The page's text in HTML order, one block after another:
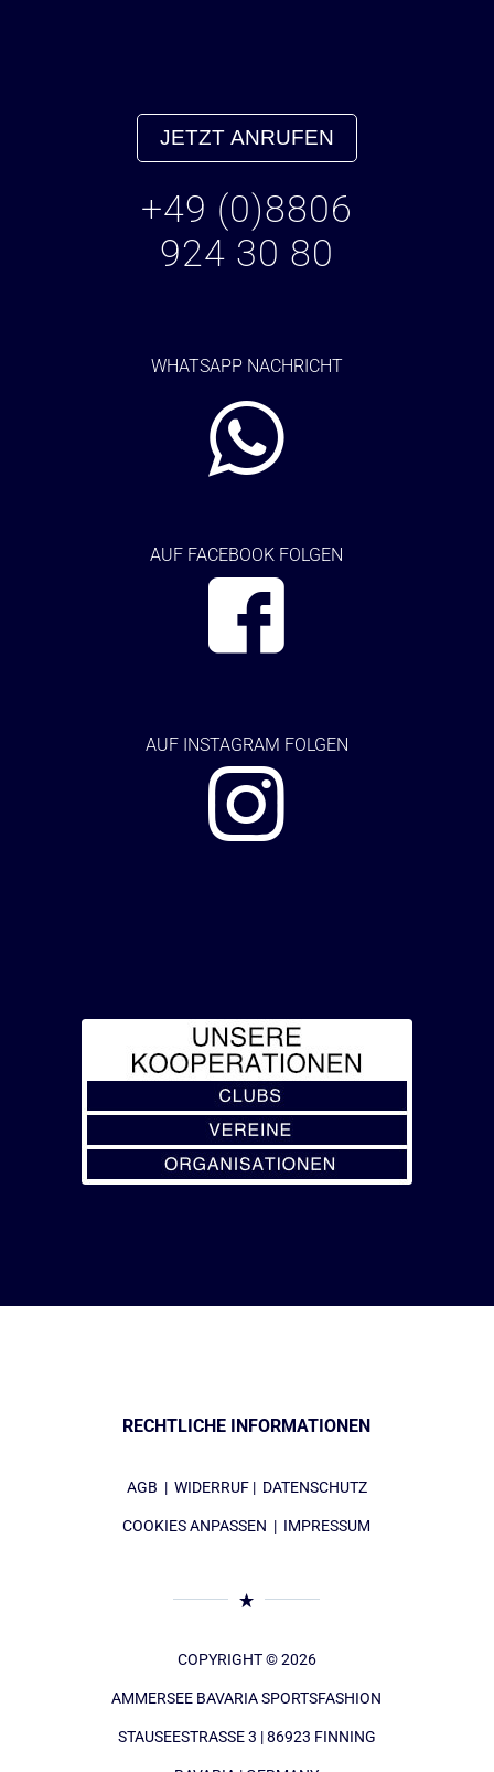
JETZT ANRUFEN
+49 (0)8806
924 30 80
WHATSAPP NACHRICHT
AUF FACEBOOK FOLGEN
AUF INSTAGRAM FOLGEN
RECHTLICHE INFORMATIONEN
AGB | WIDERRUF| DATENSCHUTZ
COOKIES ANPASSEN | IMPRESSUM
COPYRIGHT © 2026
AMMERSEE BAVARIA SPORTSFASHION
STAUSEESTRASSE 3 | 86923 FINNING